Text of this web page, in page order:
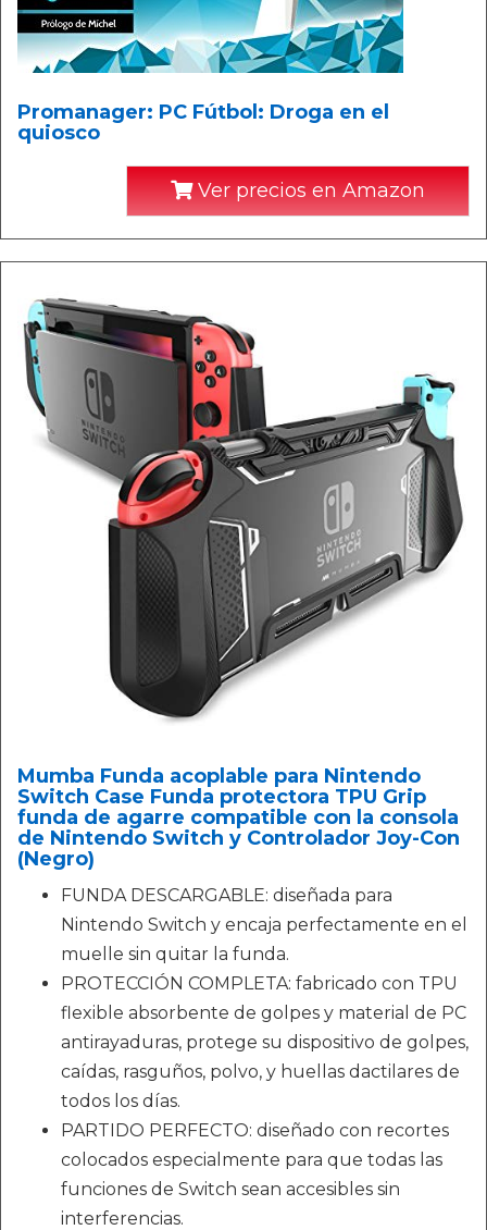
Promanager: PC Fútbol: Droga en el
quiosco
Ver precios en Amazon
Mumba Funda acoplable para Nintendo
Switch Case Funda protectora TPU Grip
funda de agarre compatible con la consola
de Nintendo Switch y Controlador Joy-Con
(Negro)
FUNDA DESCARGABLE: diseñada para
Nintendo Switch y encaja perfectamente en el
muelle sin quitar la funda.
PROTECCIÓN COMPLETA: fabricado con TPU
flexible absorbente de golpes y material de PC
antirayaduras, protege su dispositivo de golpes,
caídas, rasguños, polvo, y huellas dactilares de
todos los días.
PARTIDO PERFECTO: diseñado con recortes
colocados especialmente para que todas las
funciones de Switch sean accesibles sin
interferencias.